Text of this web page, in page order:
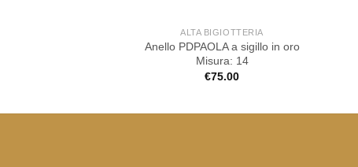
ALTA BIGIOTTERIA
Anello PDPAOLA a sigillo in oro
Misura: 14
€75.00